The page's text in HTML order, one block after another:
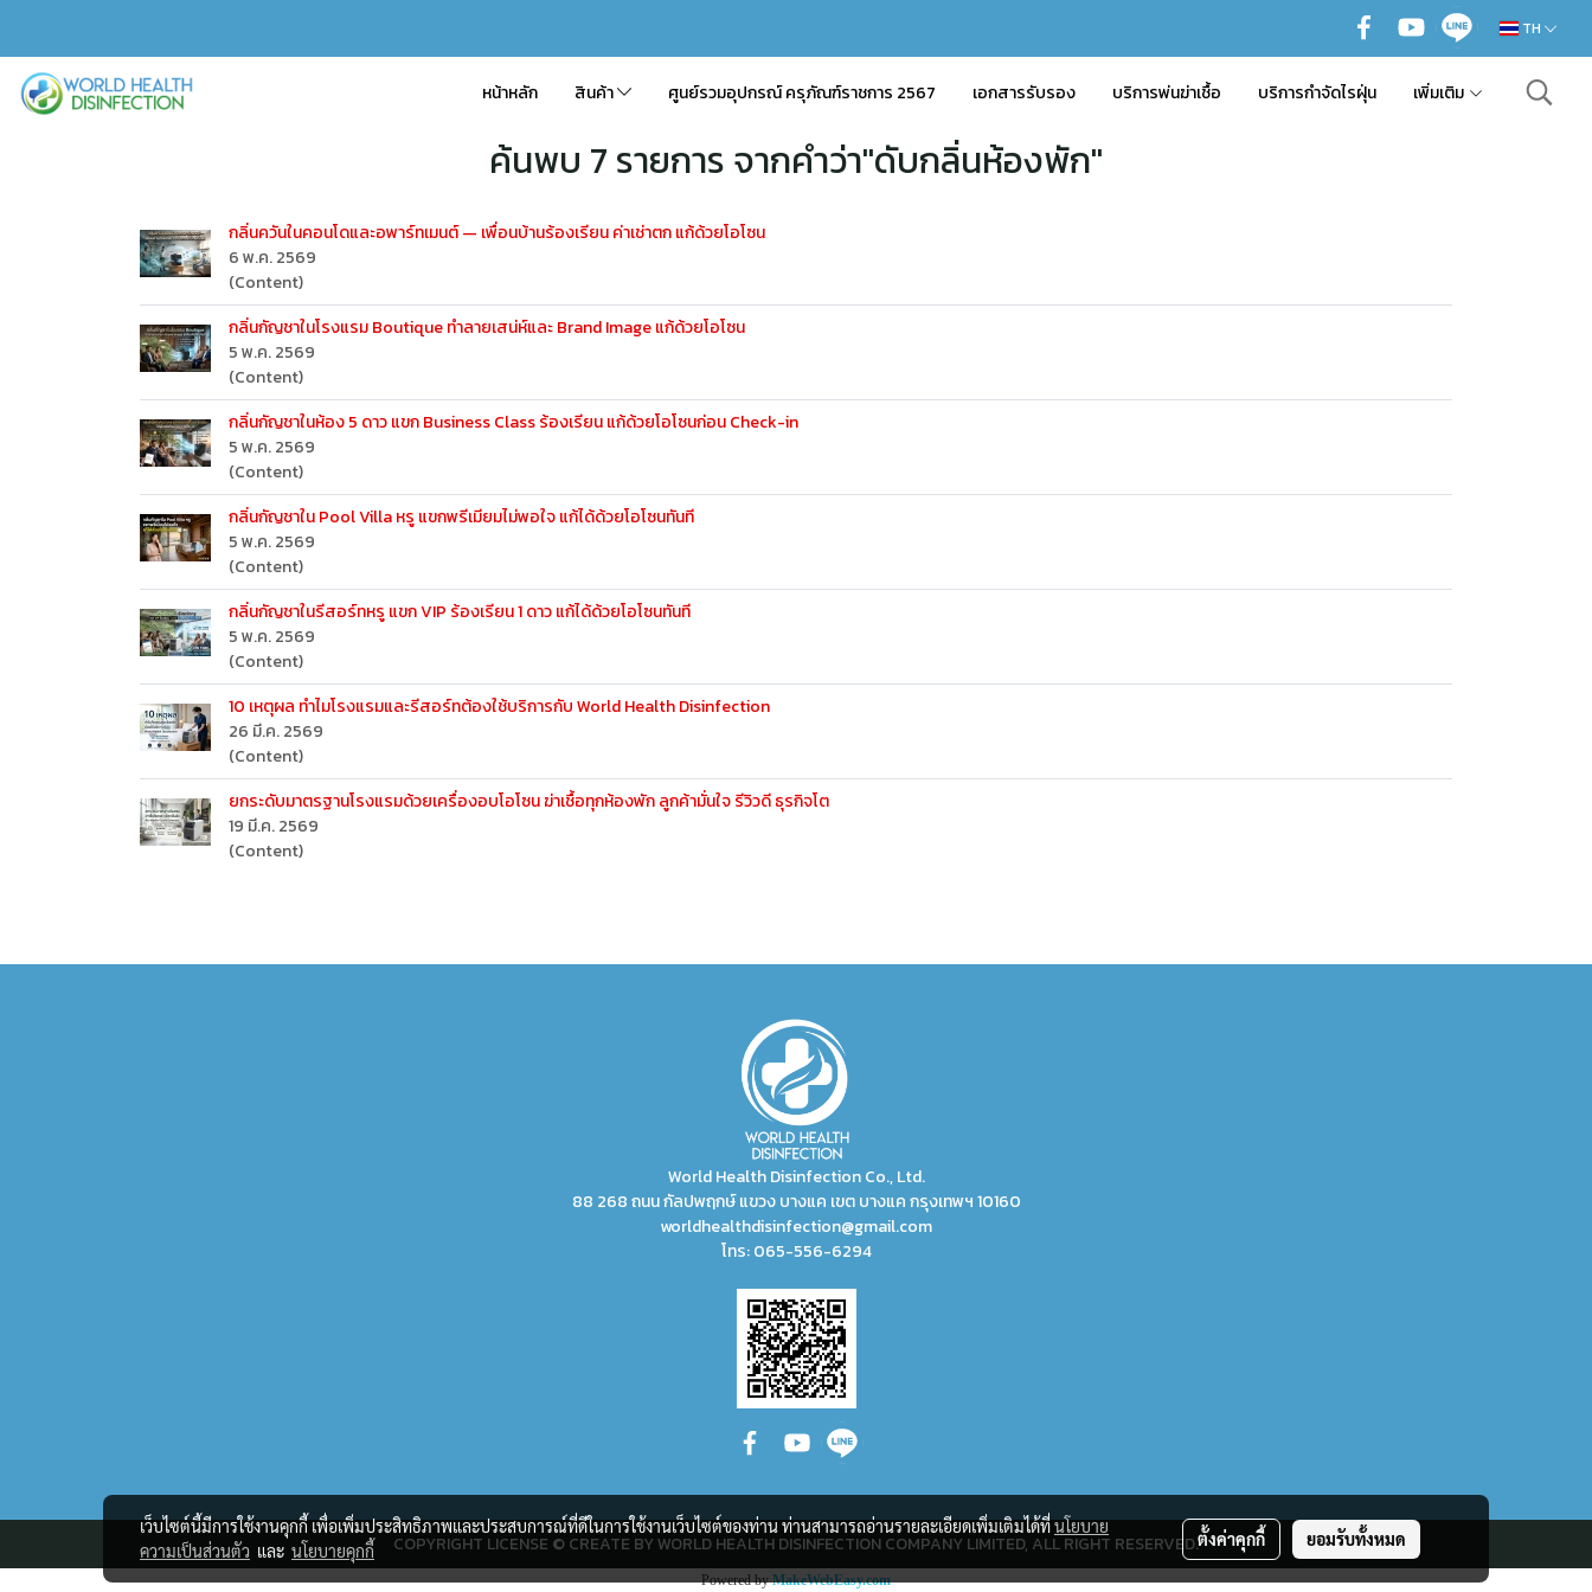
TH
หน้าหลัก สินค้า ศูนย์รวมอุปกรณ์ ครุภัณฑ์ราชการ 2567 เอกสารรับรอง บริการพ่นฆ่าเชื้อ บริการกำจัดไรฝุ่น เพิ่มเติม
ค้นพบ 7 รายการ จากคำว่า"ดับกลิ่นห้องพัก"
กลิ่นควันในคอนโดและอพาร์ทเมนต์ — เพื่อนบ้านร้องเรียน ค่าเช่าตก แก้ด้วยโอโซน
6 พ.ค. 2569
(Content)
กลิ่นกัญชาในโรงแรม Boutique ทำลายเสน่ห์และ Brand Image แก้ด้วยโอโซน
5 พ.ค. 2569
(Content)
กลิ่นกัญชาในห้อง 5 ดาว แขก Business Class ร้องเรียน แก้ด้วยโอโซนก่อน Check-in
5 พ.ค. 2569
(Content)
กลิ่นกัญชาใน Pool Villa หรู แขกพรีเมียมไม่พอใจ แก้ได้ด้วยโอโซนทันที
5 พ.ค. 2569
(Content)
กลิ่นกัญชาในรีสอร์ทหรู แขก VIP ร้องเรียน 1 ดาว แก้ได้ด้วยโอโซนทันที
5 พ.ค. 2569
(Content)
10 เหตุผล ทำไมโรงแรมและรีสอร์ทต้องใช้บริการกับ World Health Disinfection
26 มี.ค. 2569
(Content)
ยกระดับมาตรฐานโรงแรมด้วยเครื่องอบโอโซน ฆ่าเชื้อทุกห้องพัก ลูกค้ามั่นใจ รีวิวดี ธุรกิจโต
19 มี.ค. 2569
(Content)
World Health Disinfection Co., Ltd.
88 268 ถนน กัลปพฤกษ์ แขวง บางแค เขต บางแค กรุงเทพฯ 10160
worldhealthdisinfection@gmail.com
โทร:065-556-6294
COPYRIGHT LICENSE © CREATE BY WORLD HEALTH DISINFECTION COMPANY LIMITED, ALL RIGHT RESERVED.
Powered byMakeWebEasy.com
เว็บไซต์นี้มีการใช้งานคุกกี้ เพื่อเพิ่มประสิทธิภาพและประสบการณ์ที่ดีในการใช้งานเว็บไซต์ของท่าน ท่านสามารถอ่านรายละเอียดเพิ่มเติมได้ที่นโยบาย
ความเป็นส่วนตัว และ นโยบายคุกกี้
ตั้งค่าคุกกี้ ยอมรับทั้งหมด